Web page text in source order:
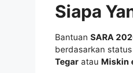
Siapa
Bantuan SARA
berdasarkan
Tegar atau Miskin